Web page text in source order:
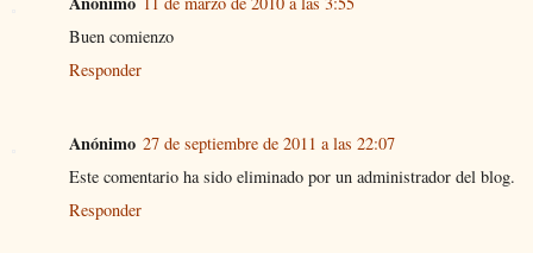
Buen comienzo
Responder
Anónimo 27 de septiembre de 2011 a las 22:07
Este comentario ha sido eliminado por un administrador del blog.
Responder